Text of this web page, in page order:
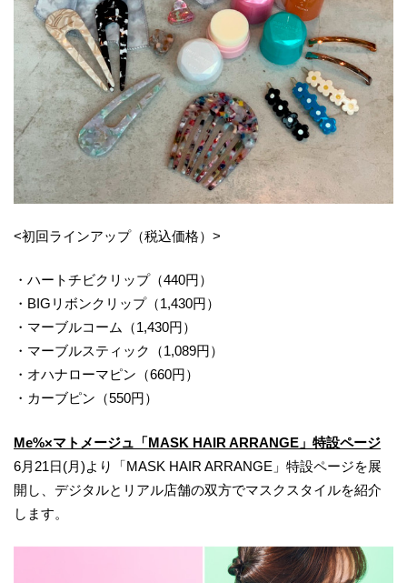
<初回ラインアップ（税込価格）>
・ハートチビクリップ（440円）
・BIGリボンクリップ（1,430円）
・マーブルコーム（1,430円）
・マーブルスティック（1,089円）
・オハナローマピン（660円）
・カーブピン（550円）
Me%×マトメージュ「MASK HAIR ARRANGE」特設ページ
6月21日(月)より「MASK HAIR ARRANGE」特設ページを展
開し、デジタルとリアル店舗の双方でマスクスタイルを紹介
します。